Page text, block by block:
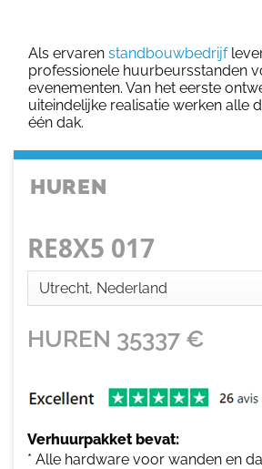
Als ervaren standbouwbedrijf
professionele huurbeursstanden
evenementen. Van het eerste
uiteindelijke realisatie werken alle
één dak.
HUREN
RE8X5 017
HUREN 35337 €
Verhuurpakket bevat:
* Alle hardware voor wanden en